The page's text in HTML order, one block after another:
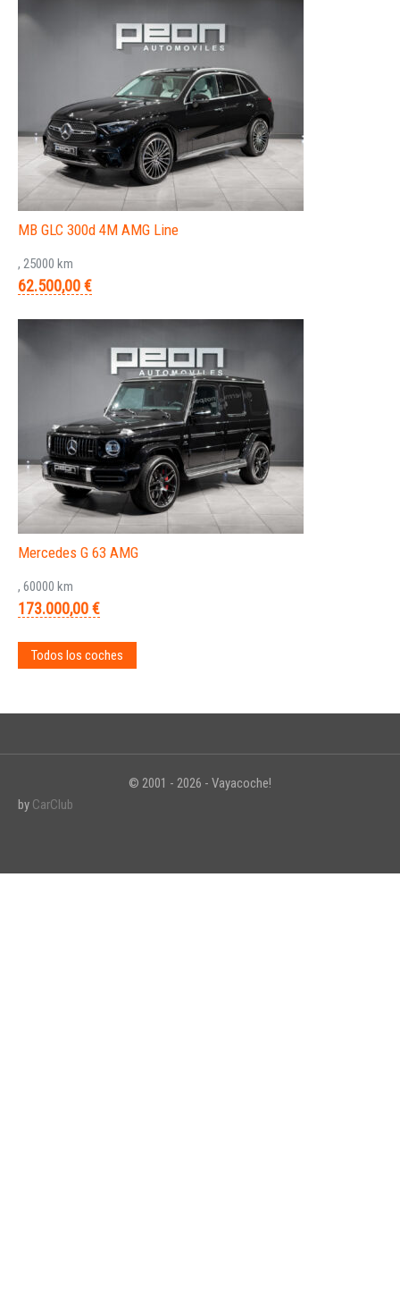
MB GLC 300d 4M AMG Line
, 25000 km
62.500,00 €
Mercedes G 63 AMG
, 60000 km
173.000,00 €
Todos los coches
© 2001 - 2026 - Vayacoche!
by CarClub